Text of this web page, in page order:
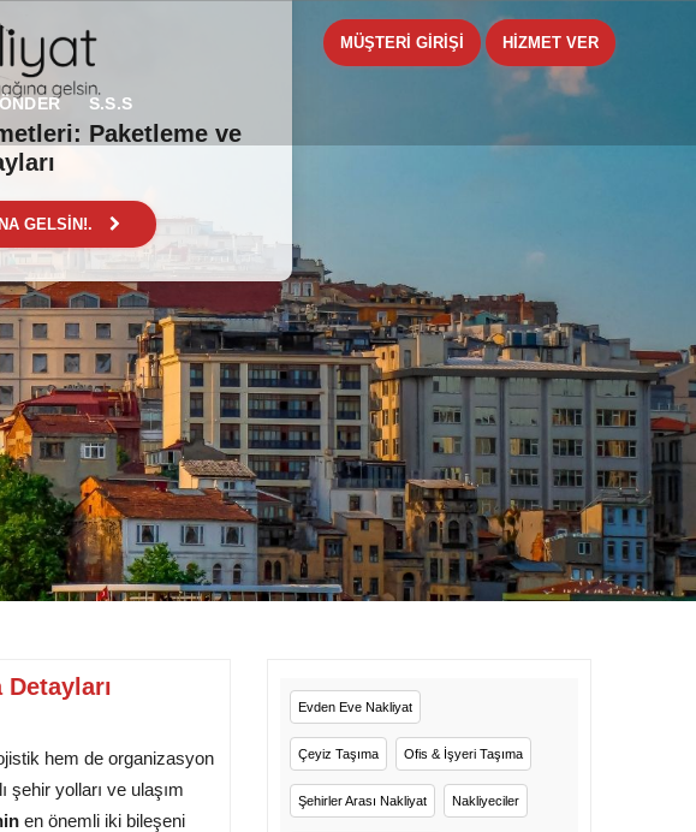
S.S.S
MÜŞTERİ GİRİŞİ HİZMET VER
Paketleme ve
GELSİN!.
hem de organizasyon
şehir yolları ve ulaşım
en önemli iki bileşeni
Evden Eve Nakliyat
Çeyiz Taşıma Ofis & İşyeri Taşıma
Şehirler Arası Nakliyat Nakliyeciler